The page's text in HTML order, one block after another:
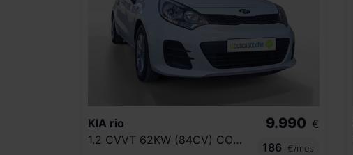
KIA rio
1.2 CVVT 62KW (84CV) CONCEPT
9.990 €
186
€/mes